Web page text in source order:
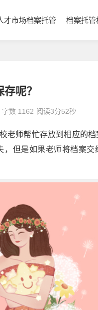
才市场档案托管 档案托管
呢？
字数 1162 阅读3分52秒
老师帮忙存放到相应的
但是如果老师将档案交